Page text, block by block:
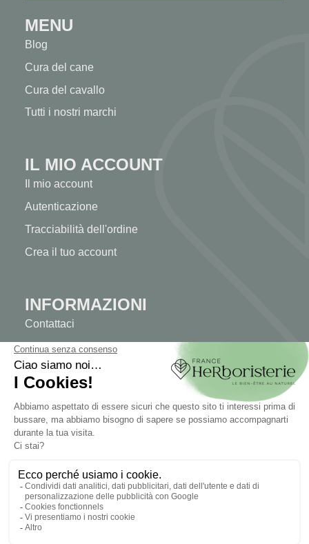
MENU
Blog
Cura del cane
Cura del cavallo
Tutti i nostri marchi
IL MIO ACCOUNT
Il mio account
Autenticazione
Tracciabilità dell'ordine
Crea il tuo account
INFORMAZIONI
Contattaci
Mappa del sito
La nostra erboristeria
Consegna
Pagamento sicuro
INFORMAZIONI LEGALI
Informazioni legali
Termini e condizioni di vendita